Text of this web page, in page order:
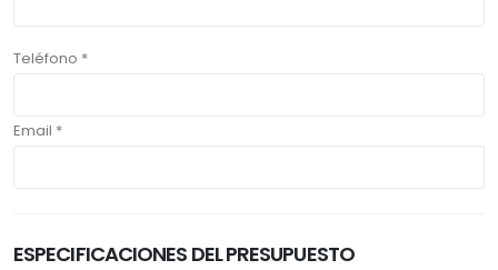
Teléfono *
Email *
ESPECIFICACIONES DEL PRESUPUESTO